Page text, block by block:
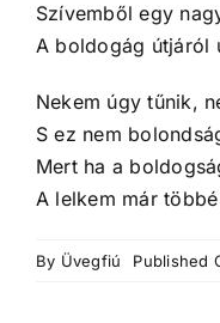
Szívemből egy
A boldogág útjáról
Nekem úgy tűnik,
S ez nem
Mert ha a
A lelkem már
By Üvegfiú Published